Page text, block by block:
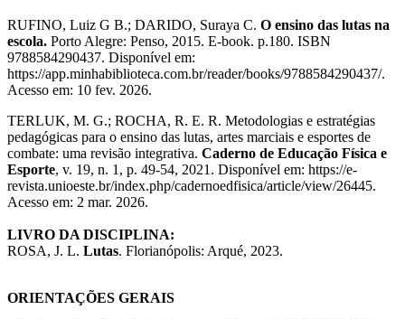
RUFINO, Luiz G B.; DARIDO, Suraya C. O ensino das lutas na
escola. Porto Alegre: Penso, 2015. E-book. p.180. ISBN
9788584290437. Disponível em:
https://app.minhabiblioteca.com.br/reader/books/9788584290437/.
Acesso em: 10 fev. 2026.
TERLUK, M. G.; ROCHA, R. E. R. Metodologias e estratégias
pedagógicas para o ensino das lutas, artes marciais e esportes de
combate: uma revisão integrativa. Caderno de Educação Física e
Esporte, v. 19, n. 1, p. 49-54, 2021. Disponível em: https://e-
revista.unioeste.br/index.php/cadernoedfisica/article/view/26445.
Acesso em: 2 mar. 2026.
LIVRO DA DISCIPLINA:
ROSA, J. L. Lutas. Florianópolis: Arqué, 2023.
ORIENTAÇÕES GERAIS